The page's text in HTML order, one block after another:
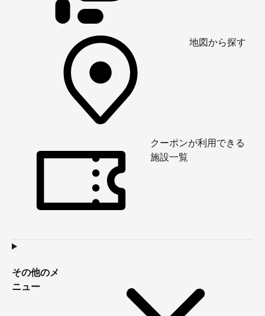
地図から探す
クーポンが利用できる
施設一覧
その他のメ
ニュー